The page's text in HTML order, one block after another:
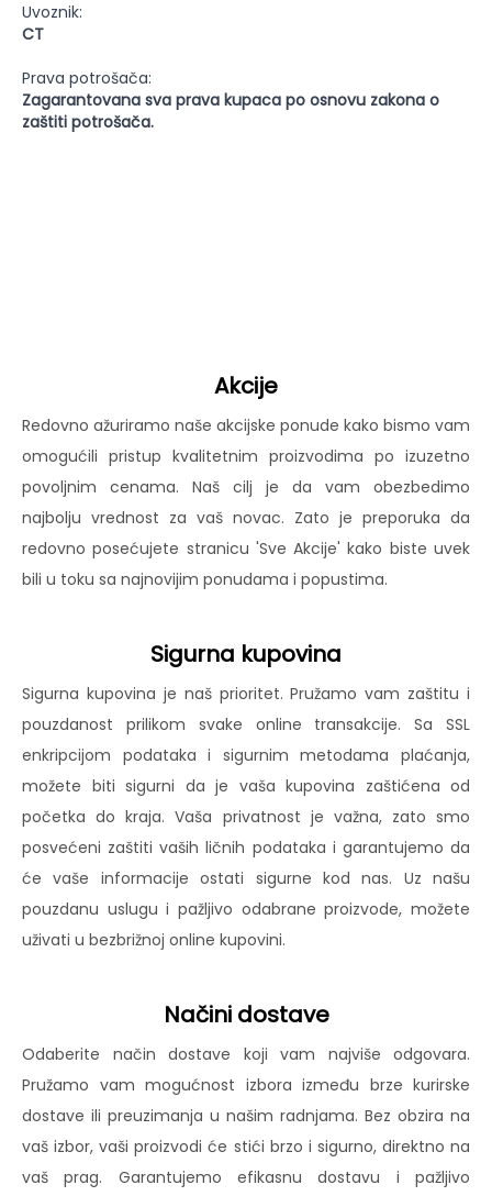
Uvoznik:
CT
Prava potrošača:
Zagarantovana sva prava kupaca po osnovu zakona o
zaštiti potrošača.
Akcije
Redovno ažuriramo naše akcijske ponude kako bismo vam
omogućili pristup kvalitetnim proizvodima po izuzetno
povoljnim cenama. Naš cilj je da vam obezbedimo
najbolju vrednost za vaš novac. Zato je preporuka da
redovno posećujete stranicu 'Sve Akcije' kako biste uvek
bili u toku sa najnovijim ponudama i popustima.
Sigurna kupovina
Sigurna kupovina je naš prioritet. Pružamo vam zaštitu i
pouzdanost prilikom svake online transakcije. Sa SSL
enkripcijom podataka i sigurnim metodama plaćanja,
možete biti sigurni da je vaša kupovina zaštićena od
početka do kraja. Vaša privatnost je važna, zato smo
posvećeni zaštiti vaših ličnih podataka i garantujemo da
će vaše informacije ostati sigurne kod nas. Uz našu
pouzdanu uslugu i pažljivo odabrane proizvode, možete
uživati u bezbrižnoj online kupovini.
Načini dostave
Odaberite način dostave koji vam najviše odgovara.
Pružamo vam mogućnost izbora između brze kurirske
dostave ili preuzimanja u našim radnjama. Bez obzira na
vaš izbor, vaši proizvodi će stići brzo i sigurno, direktno na
vaš prag. Garantujemo efikasnu dostavu i pažljivo